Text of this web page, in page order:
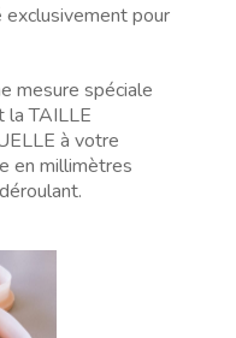
pour
mesure spéciale
la TAILLE
à votre
en millimètres